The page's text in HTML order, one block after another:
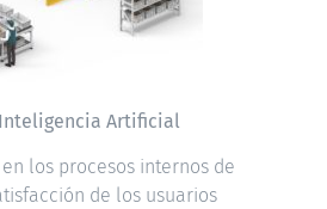
Artificial
los procesos internos de
de los usuarios